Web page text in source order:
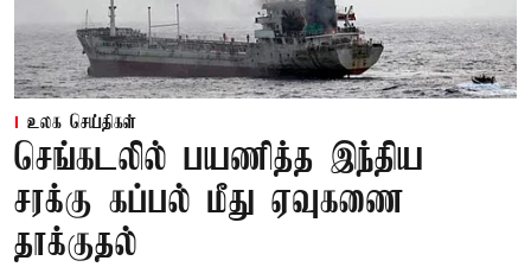
உலக செய்திகள்
செங்கடலில் பயணித்த இந்திய
சரக்கு கப்பல் மீது ஏவுகணை
தாக்குதல்